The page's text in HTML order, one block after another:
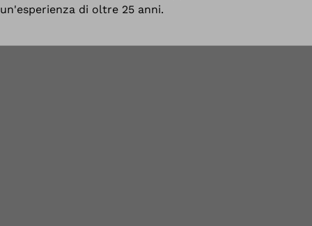
un'esperienza di oltre 25 anni.